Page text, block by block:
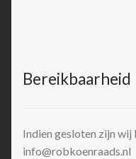
Bereikbaarheid
Indien gesloten zijn
info@robkoenraads.nl